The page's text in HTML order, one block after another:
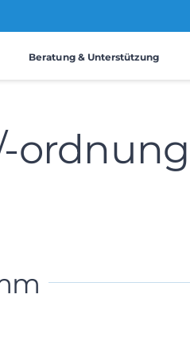
Beratung & Unterstützung
ordnung